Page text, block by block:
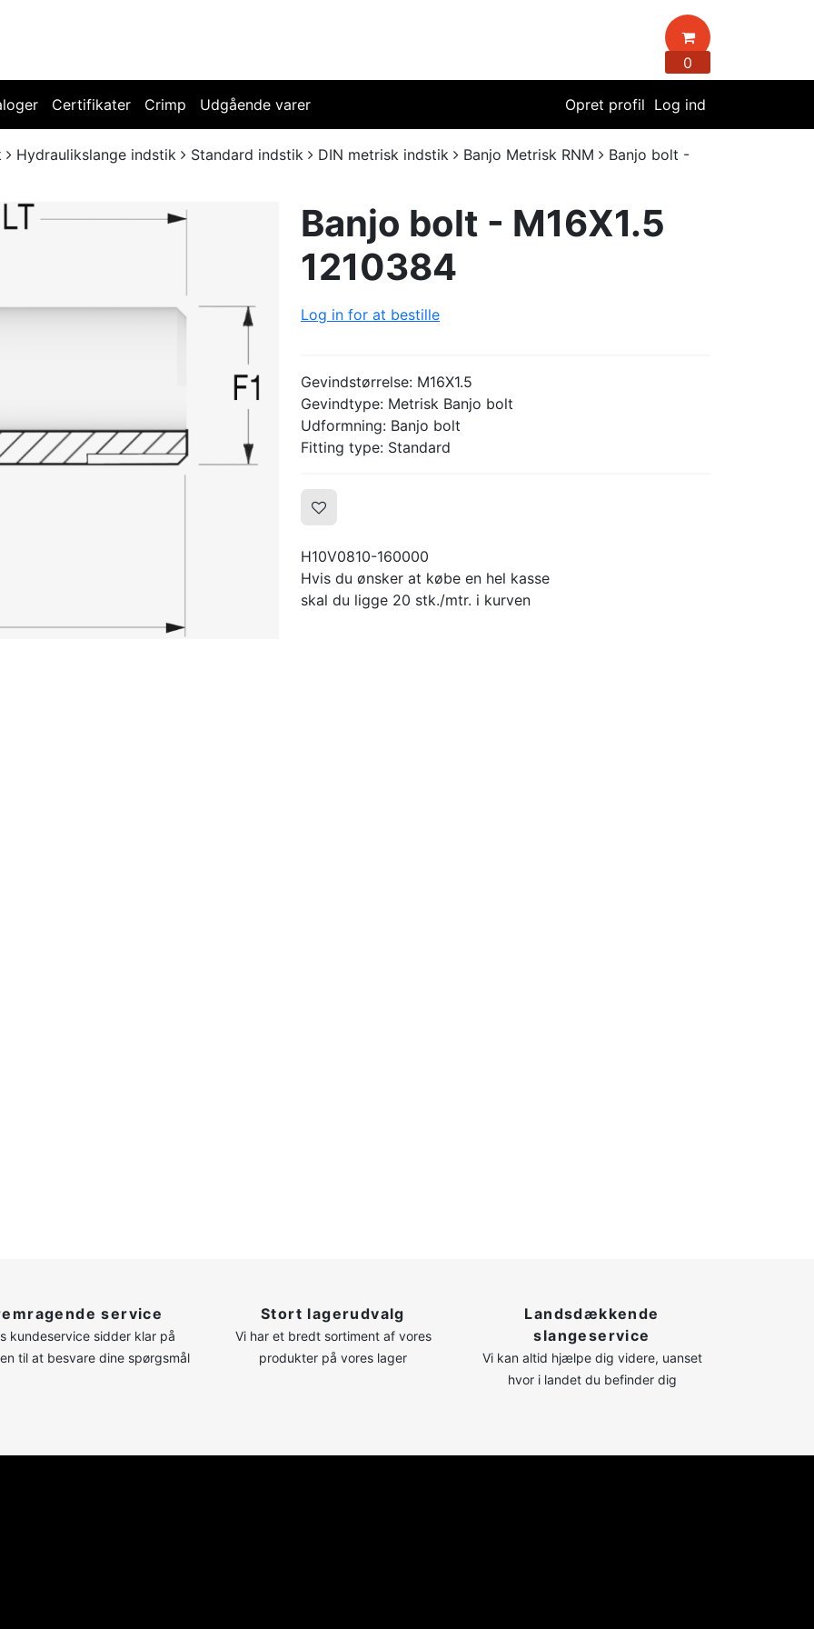
0
Certifikater Crimp Udgående varer Log ind
Opret profil
Hydraulikslange indstik Standard indstik DIN metrisk indstik Banjo Metrisk RNM Banjo bolt -
Banjo bolt - M16X1.5
1210384
Log in for at bestille
Gevindstørrelse: M16X1.5
Gevindtype: Metrisk Banjo bolt
Udformning: Banjo bolt
Fitting type: Standard
H10V0810-160000
Hvis du ønsker at købe en hel kasse
skal du ligge 20 stk./mtr. i kurven
service
kundeservice sidder klar på
til at besvare dine spørgsmål
Stort lagerudvalg
Vi har et bredt sortiment af vores
produkter på vores lager
Landsdækkende
slangeservice
Vi kan altid hjælpe dig videre, uanset
hvor i landet du befinder dig